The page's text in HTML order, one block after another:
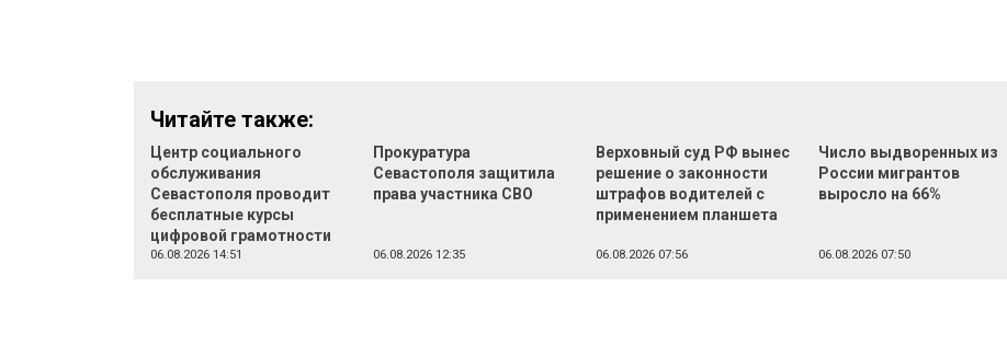
Читайте также:
Центр социального
обслуживания
Севастополя проводит
бесплатные курсы
цифровой грамотности
06.08.2026 14:51
Прокуратура
Севастополя защитила
права участника СВО
06.08.2026 12:35
Верховный суд РФ вынес
решение о законности
штрафов водителей с
применением планшета
06.08.2026 07:56
Число выдворенных из
России мигрантов
выросло на 66%
06.08.2026 07:50